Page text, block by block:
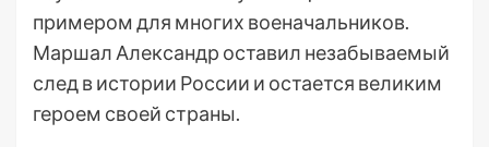
примером для многих военачальников.
Маршал Александр оставил незабываемый
след в истории России и остается великим
героем своей страны.